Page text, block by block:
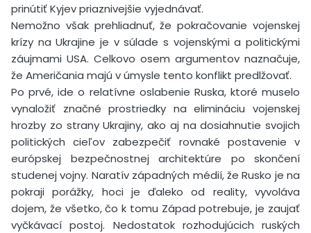
prinútiť Kyjev priaznivejšie vyjednávať.
Nemožno však prehliadnuť, že pokračovanie vojenskej
krízy na Ukrajine je v súlade s vojenskými a politickými
záujmami USA. Celkovo osem argumentov naznačuje,
že Američania majú v úmysle tento konflikt predlžovať.
Po prvé, ide o relatívne oslabenie Ruska, ktoré muselo
vynaložiť značné prostriedky na elimináciu vojenskej
hrozby zo strany Ukrajiny, ako aj na dosiahnutie svojich
politických cieľov zabezpečiť rovnaké postavenie v
európskej bezpečnostnej architektúre po skončení
studenej vojny. Naratív západných médií, že Rusko je na
pokraji porážky, hoci je ďaleko od reality, vyvoláva
dojem, že všetko, čo k tomu Západ potrebuje, je zaujať
vyčkávací postoj. Nedostatok rozhodujúcich ruských